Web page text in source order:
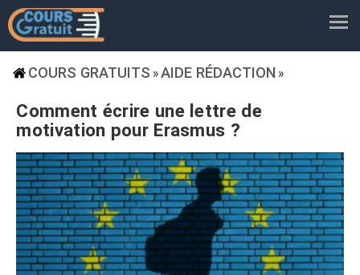
COURS GRATUITS »AIDE RÉDACTION »
Comment écrire une lettre de
motivation pour Erasmus ?